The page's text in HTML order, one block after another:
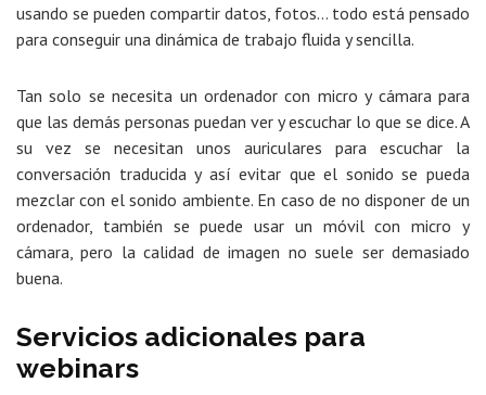
usando se pueden compartir datos, fotos… todo está pensado
para conseguir una dinámica de trabajo fluida y sencilla.
Tan solo se necesita un ordenador con micro y cámara para
que las demás personas puedan ver y escuchar lo que se dice. A
su vez se necesitan unos auriculares para escuchar la
conversación traducida y así evitar que el sonido se pueda
mezclar con el sonido ambiente. En caso de no disponer de un
ordenador, también se puede usar un móvil con micro y
cámara, pero la calidad de imagen no suele ser demasiado
buena.
Servicios adicionales para
webinars